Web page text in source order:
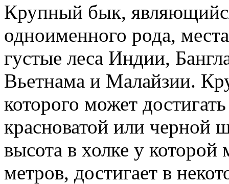
Крупный бык,
одноименного рода,
густые леса Индии,
Вьетнама и Малайзии.
которого может
красноватой или черной
высота в холке у которой
метров, достигает в